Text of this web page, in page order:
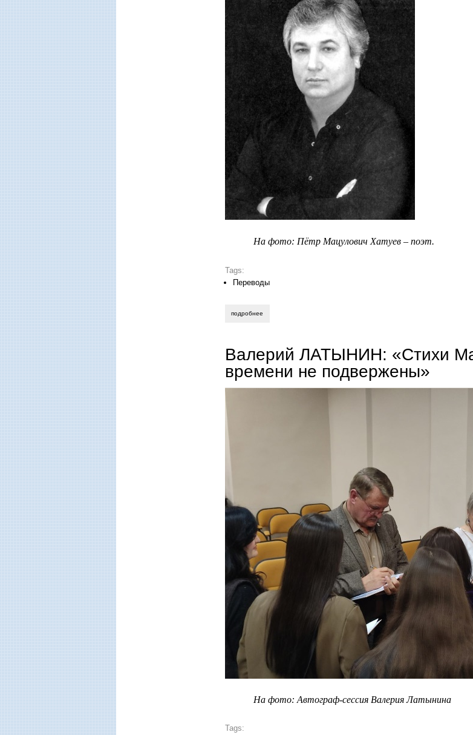
На фото: Пётр Мацулович Хатуев – поэт.
Tags:
Переводы
подробнее
Валерий ЛАТЫНИН: «Стихи
времени не подвержены»
На фото: Автограф-сессия Валерия Латынина
Tags: